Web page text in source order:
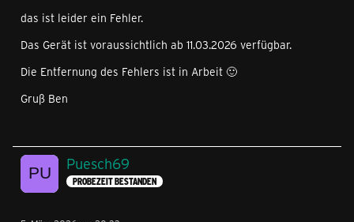
das ist leider ein Fehler.
Das Gerät ist voraussichtlich ab 11.03.2026 verfügbar.
Die Entfernung des Fehlers ist in Arbeit 🙂
Gruß Ben
Puesch69
PROBEZEIT BESTANDEN